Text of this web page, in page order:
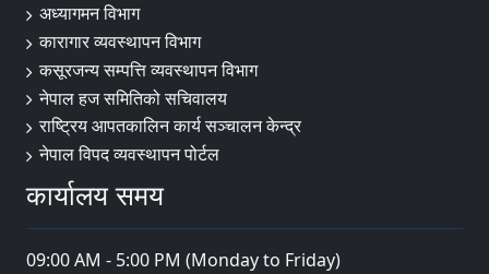
अध्यागमन विभाग
कारागार व्यवस्थापन विभाग
कसूरजन्य सम्पत्ति व्यवस्थापन विभाग
नेपाल हज समितिको सचिवालय
राष्ट्रिय आपतकालिन कार्य सञ्चालन केन्द्र
नेपाल विपद व्यवस्थापन पोर्टल
कार्यालय समय
09:00 AM - 5:00 PM (Monday to Friday)